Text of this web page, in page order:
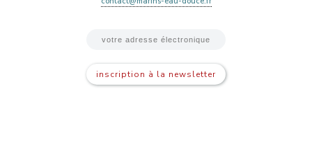
inscription à la newsletter